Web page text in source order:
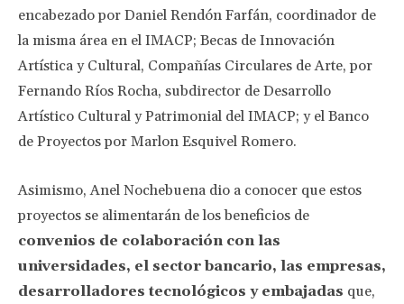
encabezado por Daniel Rendón Farfán, coordinador de
la misma área en el IMACP; Becas de Innovación
Artística y Cultural, Compañías Circulares de Arte, por
Fernando Ríos Rocha, subdirector de Desarrollo
Artístico Cultural y Patrimonial del IMACP; y el Banco
de Proyectos por Marlon Esquivel Romero.
Asimismo, Anel Nochebuena dio a conocer que estos
proyectos se alimentarán de los beneficios de
convenios de colaboración con las
universidades, el sector bancario, las empresas,
desarrolladores tecnológicos y embajadas que,